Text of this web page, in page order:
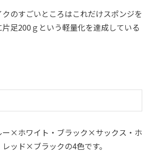
のすごいところはこれだけスポンジを
足200ｇという軽量化を達成している
ー×ホワイト・ブラック×サックス・ホ
ッド×ブラックの4色です。